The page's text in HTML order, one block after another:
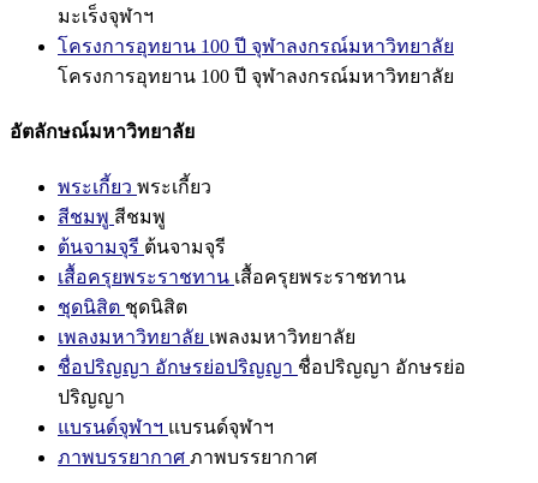
มะเร็งจุฬาฯ
โครงการอุทยาน 100 ปี จุฬาลงกรณ์มหาวิทยาลัย
โครงการอุทยาน 100 ปี จุฬาลงกรณ์มหาวิทยาลัย
อัตลักษณ์มหาวิทยาลัย
พระเกี้ยว พระเกี้ยว
สีชมพู สีชมพู
ต้นจามจุรี ต้นจามจุรี
เสื้อครุยพระราชทาน เสื้อครุยพระราชทาน
ชุดนิสิต ชุดนิสิต
เพลงมหาวิทยาลัย เพลงมหาวิทยาลัย
ชื่อปริญญา อักษรย่อปริญญา ชื่อปริญญา อักษรย่อ
ปริญญา
แบรนด์จุฬาฯ แบรนด์จุฬาฯ
ภาพบรรยากาศ ภาพบรรยากาศ